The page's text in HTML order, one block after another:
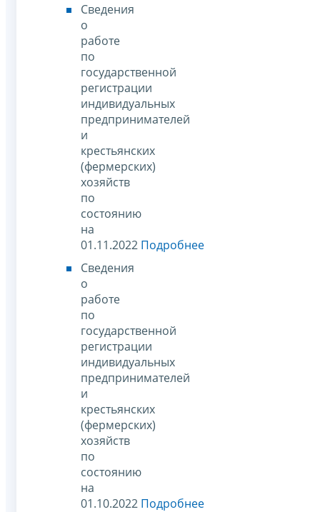
Сведения
о
работе
по
государственной
регистрации
индивидуальных
предпринимателей
и
крестьянских
(фермерских)
хозяйств
по
состоянию
на
01.11.2022 Подробнее
Сведения
о
работе
по
государственной
регистрации
индивидуальных
предпринимателей
и
крестьянских
(фермерских)
хозяйств
по
состоянию
на
01.10.2022 Подробнее